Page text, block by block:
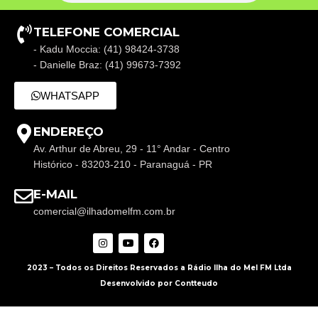
TELEFONE COMERCIAL
- Kadu Moccia: (41) 98424-3738
- Danielle Braz: (41) 99673-7392
WHATSAPP
ENDEREÇO
Av. Arthur de Abreu, 29 - 11° Andar - Centro
Histórico - 83203-210 - Paranaguá - PR
E-MAIL
comercial@ilhadomelfm.com.br
2023 – Todos os Direitos Reservados a Rádio Ilha do Mel FM Ltda
Desenvolvido por Contteudo